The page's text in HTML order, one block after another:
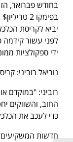
בחודש פברואר,
בפימקו 2
יביא לקריסת
לפני עשור
ידי ספקולציות
נוריאל רוביני:
רוביני: "במוקדם
החוב, והשווקים
כדי לעכב את